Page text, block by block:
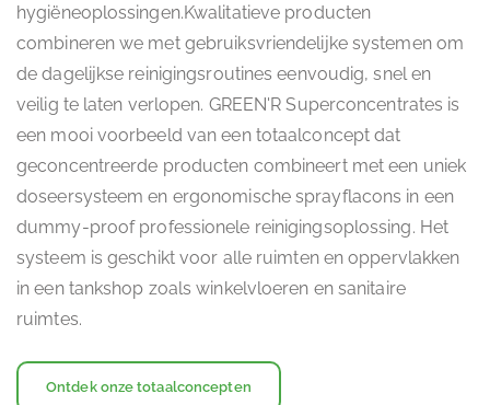
hygiëneoplossingen.Kwalitatieve producten
combineren we met gebruiksvriendelijke systemen om
de dagelijkse reinigingsroutines eenvoudig, snel en
veilig te laten verlopen. GREEN'R Superconcentrates is
een mooi voorbeeld van een totaalconcept dat
geconcentreerde producten combineert met een uniek
doseersysteem en ergonomische sprayflacons in een
dummy-proof professionele reinigingsoplossing. Het
systeem is geschikt voor alle ruimten en oppervlakken
in een tankshop zoals winkelvloeren en sanitaire
ruimtes.
Ontdek onze totaalconcepten